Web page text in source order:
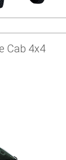
Cab 4x4